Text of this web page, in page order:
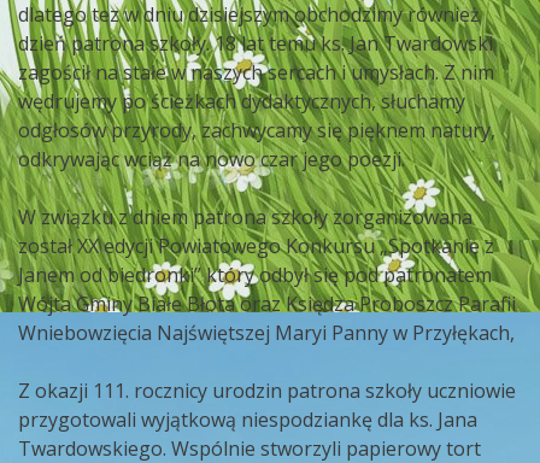
dlatego tez w dniu dzisiejszym obchodzimy również
dzień patrona szkoły. 18 lat temu ks. Jan Twardowski
zagościł na stałe w naszych sercach i umysłach. Z nim
wędrujemy po ścieżkach dydaktycznych, słuchamy
odgłosów przyrody, zachwycamy się pięknem natury,
odkrywając wciąż na nowo czar jego poezji.
W związku z dniem patrona szkoły zorganizowana
został XX edycji Powiatowego Konkursu „Spotkanie z
Janem od biedronki” który odbył się pod patronatem
Wójta Gminy Białe Błota oraz Księdza Proboszcz Parafii
Wniebowzięcia Najświętszej Maryi Panny w Przyłękach,
Z okazji 111. rocznicy urodzin patrona szkoły uczniowie
przygotowali wyjątkową niespodziankę dla ks. Jana
Twardowskiego. Wspólnie stworzyli papierowy tort